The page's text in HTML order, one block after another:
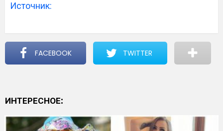
Источник:
FACEBOOK TWITTER
ИНТЕРЕСНОЕ: